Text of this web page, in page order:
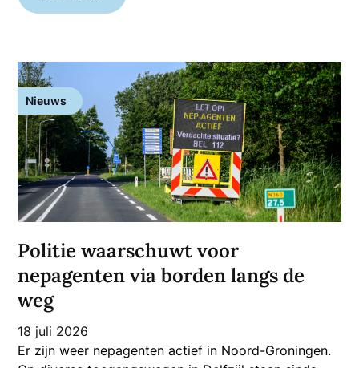
Nieuws
Politie waarschuwt voor
nepagenten via borden langs de
weg
18 juli 2026
Er zijn weer nepagenten actief in Noord-Groningen.